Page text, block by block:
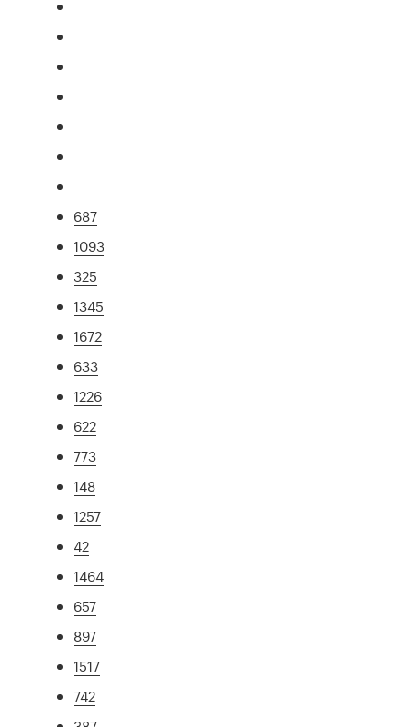
687
1093
325
1345
1672
633
1226
622
773
148
1257
42
1464
657
897
1517
742